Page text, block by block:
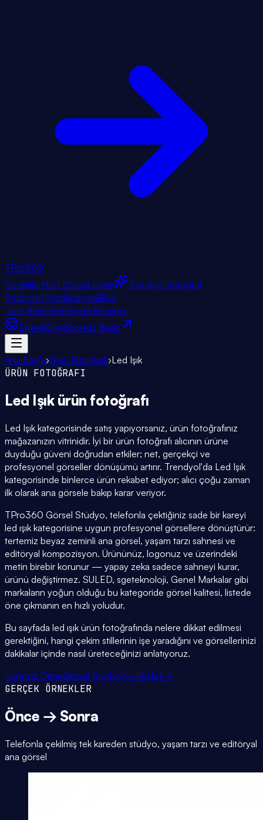
TPro360
ÖzelliklerNasıl ÇalışırEklenti
Trendyol Fotoğraf
StüdyosuFiyatlandırmaBlog
Ürün AnalizKomisyon Hesapla
EklentiGirişÜcretsiz Başla
Ana Sayfa›Ürün Fotoğrafı›Led Işık
ÜRÜN FOTOĞRAFI
Led Işık ürün fotoğrafı
Led Işık kategorisinde satış yapıyorsanız, ürün fotoğrafınız
mağazanızın vitrinidir. İyi bir ürün fotoğrafı alıcının ürüne
duyduğu güveni doğrudan etkiler; net, gerçekçi ve
profesyonel görseller dönüşümü artırır. Trendyol'da Led Işık
kategorisinde binlerce ürün rekabet ediyor; alıcı çoğu zaman
ilk olarak ana görsele bakıp karar veriyor.
TPro360 Görsel Stüdyo, telefonla çektiğiniz sade bir kareyi
led ışık kategorisine uygun profesyonel görsellere dönüştürür:
tertemiz beyaz zeminli ana görsel, yaşam tarzı sahnesi ve
editöryal kompozisyon. Ürününüz, logonuz ve üzerindeki
metin birebir korunur — yapay zeka sadece sahneyi kurar,
ürünü değiştirmez. SULED, sgeteknoloji, Genel Markalar gibi
markaların yoğun olduğu bu kategoride görsel kalitesi, listede
öne çıkmanın en hızlı yoludur.
Bu sayfada led ışık ürün fotoğrafında nelere dikkat edilmesi
gerektiğini, hangi çekim stillerinin işe yaradığını ve görsellerinizi
dakikalar içinde nasıl üreteceğinizi anlatıyoruz.
Ücretsiz DeneGörsel Stüdyo'yu Keşfet →
GERÇEK ÖRNEKLER
Önce → Sonra
Telefonla çekilmiş tek kareden stüdyo, yaşam tarzı ve editöryal
ana görsel